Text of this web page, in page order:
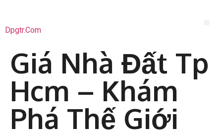
Dpgtr.com
Giá Nhà Đất Tp
Hcm – Khám
Phá Thế Giới